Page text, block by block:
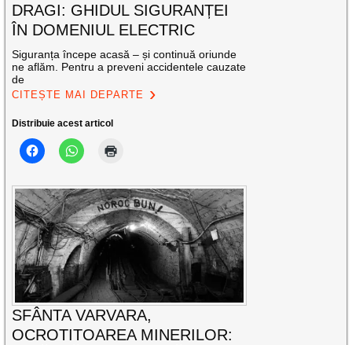
DRAGI: GHIDUL SIGURANȚEI
ÎN DOMENIUL ELECTRIC
Siguranța începe acasă – și continuă oriunde
ne aflăm. Pentru a preveni accidentele cauzate
de
CITEȘTE MAI DEPARTE
Distribuie acest articol
SFÂNTA VARVARA,
OCROTITOAREA MINERILOR: